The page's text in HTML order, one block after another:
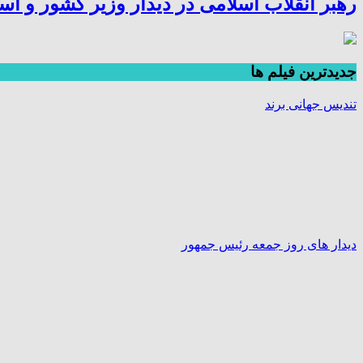
رهبر انقلاب اسلامی در دیدار وزیر کشور و
جديدترين فیلم ها
تندیس جهانی برند
دیدار های روز جمعه رئیس جمهور